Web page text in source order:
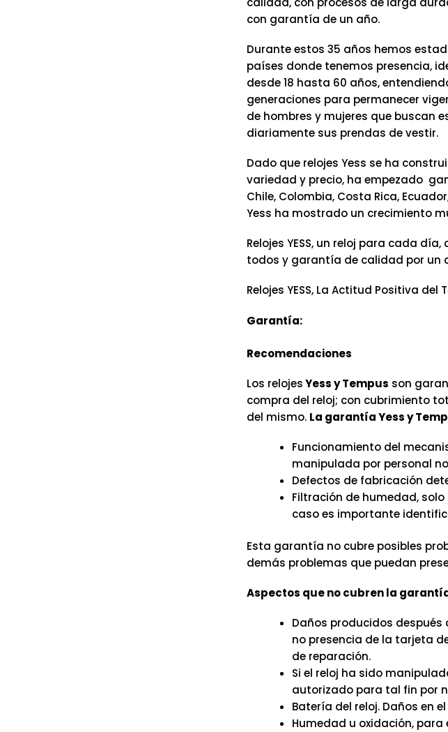
con garantía de un año.
Durante estos 35 años hemos
países donde tenemos presencia,
desde 18 hasta 60 años,
generaciones para permanecer
de hombres y mujeres que buscan
diariamente sus prendas de vestir.
Dado que relojes Yess se ha
variedad y precio, ha empezado
Chile, Colombia, Costa Rica,
Yess ha mostrado un crecimiento
Relojes YESS, un reloj para cada
todos y garantía de calidad por un
Relojes YESS, La Actitud Positiva del
Garantía:
Recomendaciones
Los relojesYess y Tempus son
compra del reloj; con cubrimiento
del mismo. La garantía Yess y
Funcionamiento del
manipulada por personal
Defectos de fabricación
Filtración de humedad,
caso es importante
Esta garantía no cubre posibles
demás problemas que puedan
Aspectos que no cubren la
Daños producidos
no presencia de la tarjeta
de reparación.
Si el reloj ha sido
autorizado para tal fin por
Batería del reloj. Daños en
Humedad u oxidación, para